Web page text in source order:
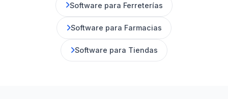
Software para Ferreterías
Software para Farmacias
Software para Tiendas